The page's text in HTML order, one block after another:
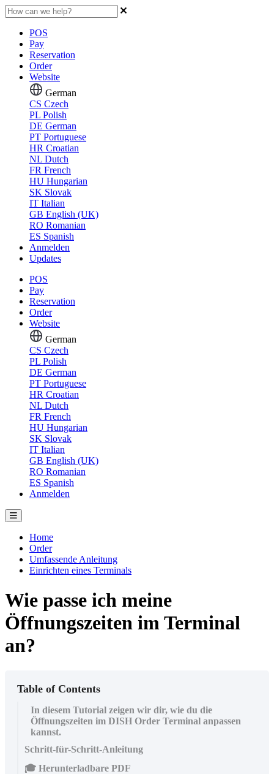
POS
Pay
Reservation
Order
Website
German
CS Czech
PL Polish
DE German
PT Portuguese
HR Croatian
NL Dutch
FR French
HU Hungarian
SK Slovak
IT Italian
GB English (UK)
RO Romanian
ES Spanish
Anmelden
Updates
POS
Pay
Reservation
Order
Website
German
CS Czech
PL Polish
DE German
PT Portuguese
HR Croatian
NL Dutch
FR French
HU Hungarian
SK Slovak
IT Italian
GB English (UK)
RO Romanian
ES Spanish
Anmelden
Home
Order
Umfassende Anleitung
Einrichten eines Terminals
Wie passe ich meine
Öffnungszeiten im Terminal
an?
Table of Contents
In diesem Tutorial zeigen wir dir, wie du die
Öffnungszeiten im DISH Order Terminal anpassen
kannst.
Schritt-für-Schritt-Anleitung
🎓 Herunterladbare PDF